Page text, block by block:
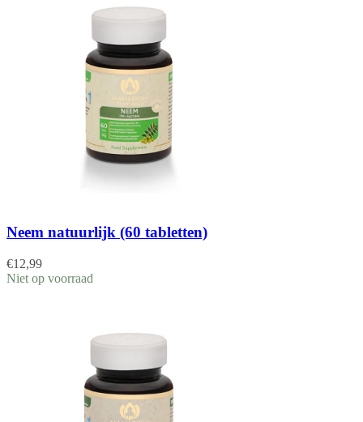
Neem natuurlijk (60 tabletten)
€12,99
Niet op voorraad